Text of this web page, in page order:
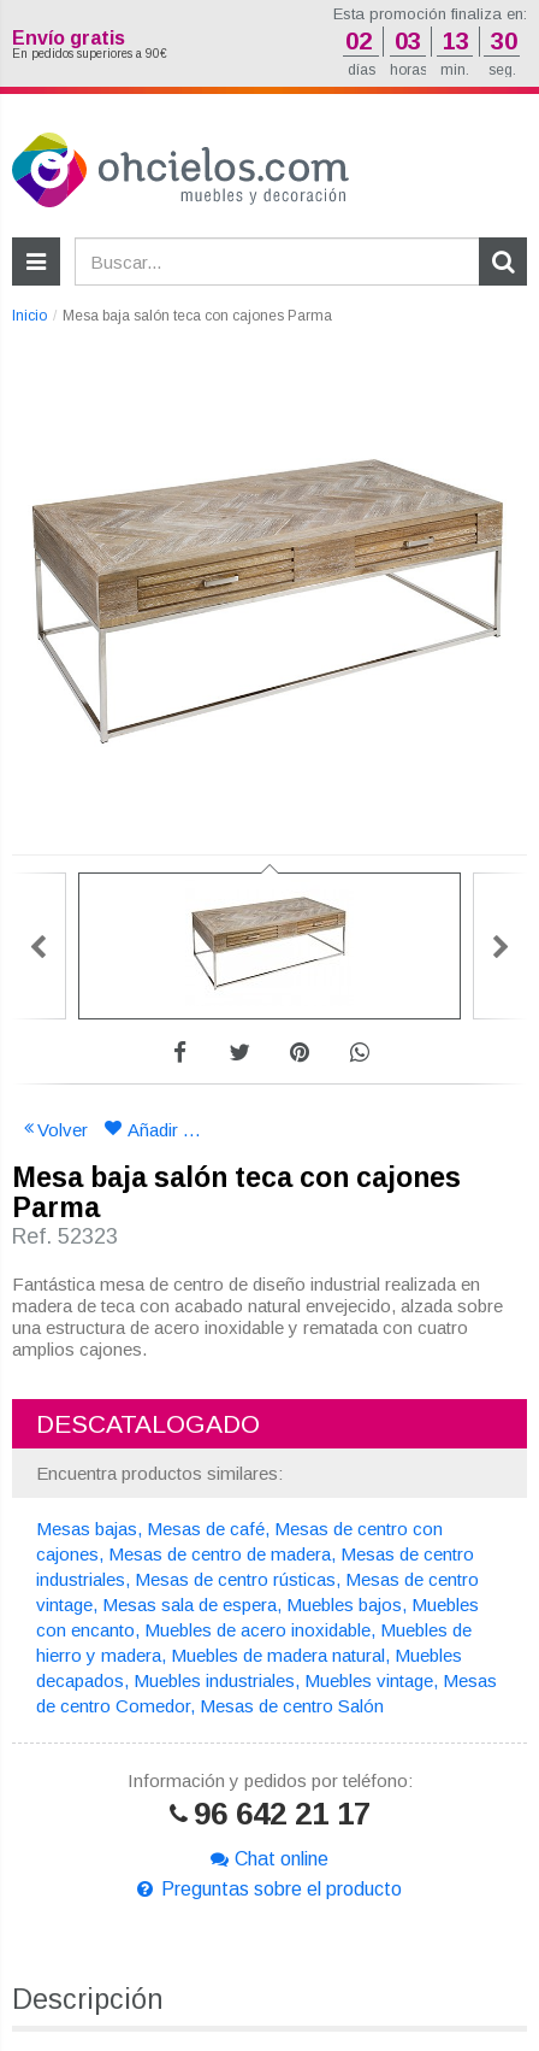
Inicio Mesa baja salón teca con cajones Parma
Volver Añadir a mi lista de deseos
Mesa baja salón teca con cajones
Parma
Ref. 52323
Fantástica mesa de centro de diseño industrial realizada en
madera de teca con acabado natural envejecido, alzada sobre
una estructura de acero inoxidable y rematada con cuatro
amplios cajones.
DESCATALOGADO
Encuentra productos similares:
Mesas bajas Mesas de café Mesas de centro con
cajones Mesas de centro de madera Mesas de centro
industriales Mesas de centro rústicas Mesas de centro
vintage Mesas sala de espera Muebles bajos Muebles
con encanto Muebles de acero inoxidable Muebles de
hierro y madera Muebles de madera natural Muebles
decapados Muebles industriales Muebles vintage Mesas
de centro Comedor Mesas de centro Salón
Información y pedidos por teléfono:
96 642 21 17
Chat online
Preguntas sobre el producto
Descripción
Envío gratis
En pedidos superiores a 90€
Esta promoción finaliza en:
02 03 13 29
días horas min. seg.